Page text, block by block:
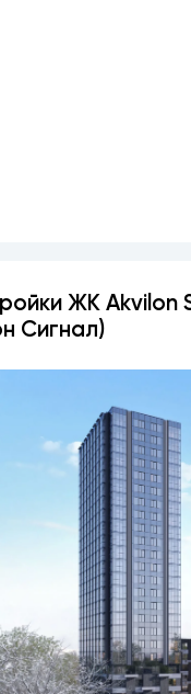
ЖК Akvilon
Сигнал)